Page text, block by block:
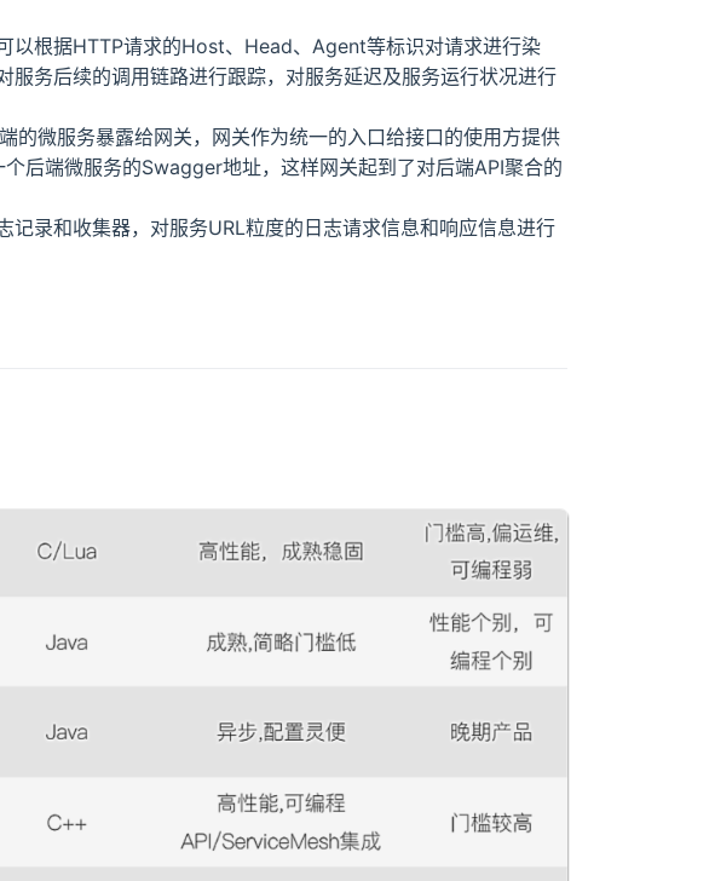
以根据HTTP请求的Host、Head、Agent等标识对请求进行染
服务后续的调用链路进行跟踪，对服务延迟及服务运行状况进行
的微服务暴露给网关，网关作为统一的入口给接口的使用方提供
后端微服务的Swagger地址，这样网关起到了对后端API聚合的
记录和收集器，对服务URL粒度的日志请求信息和响应信息进行